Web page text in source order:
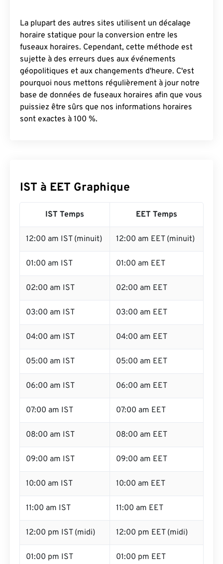
La plupart des autres sites utilisent un décalage
horaire statique pour la conversion entre les
fuseaux horaires. Cependant, cette méthode est
sujette à des erreurs dues aux événements
géopolitiques et aux changements d'heure. C'est
pourquoi nous mettons régulièrement à jour notre
base de données de fuseaux horaires afin que vous
puissiez être sûrs que nos informations horaires
sont exactes à 100 %.
IST à EET Graphique
IST Temps EET Temps
12:00 am IST (minuit) 12:00 am EET (minuit)
01:00 am IST 01:00 am EET
02:00 am IST 02:00 am EET
03:00 am IST 03:00 am EET
04:00 am IST 04:00 am EET
05:00 am IST 05:00 am EET
06:00 am IST 06:00 am EET
07:00 am IST 07:00 am EET
08:00 am IST 08:00 am EET
09:00 am IST 09:00 am EET
10:00 am IST 10:00 am EET
11:00 am IST 11:00 am EET
12:00 pm IST (midi) 12:00 pm EET (midi)
01:00 pm IST 01:00 pm EET